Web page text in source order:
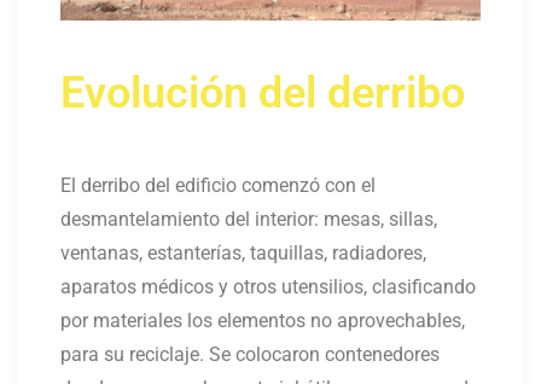
Evolución del derribo
El derribo del edificio comenzó con el
desmantelamiento del interior: mesas, sillas,
ventanas, estanterías, taquillas, radiadores,
aparatos médicos y otros utensilios, clasificando
por materiales los elementos no aprovechables,
para su reciclaje. Se colocaron contenedores